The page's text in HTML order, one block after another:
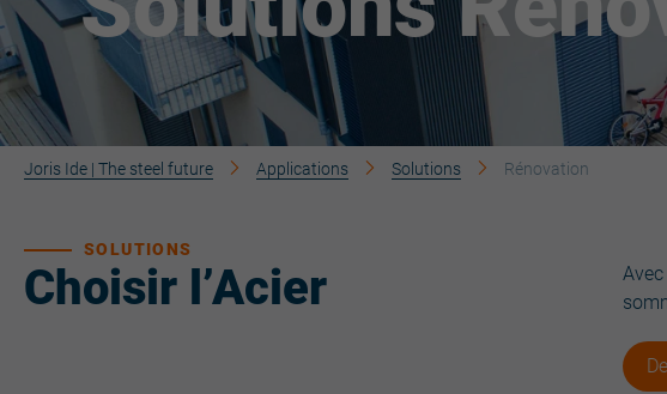
Joris Ide | The steel future Applications Solutions Rénovation
Choisir l’Acier
SOLUTIONS